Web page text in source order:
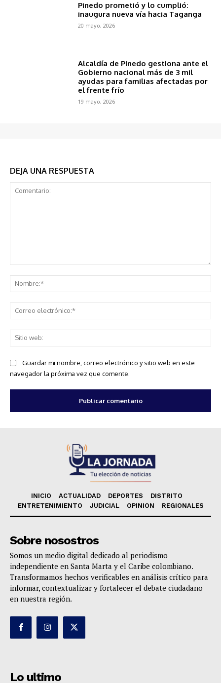
Pinedo prometió y lo cumplió:
inaugura nueva vía hacia Taganga
20 mayo, 2026
Alcaldía de Pinedo gestiona ante el
Gobierno nacional más de 3 mil
ayudas para familias afectadas por
el frente frío
19 mayo, 2026
DEJA UNA RESPUESTA
Guardar mi nombre, correo electrónico y sitio web en este
navegador la próxima vez que comente.
INICIO ACTUALIDAD DEPORTES
DISTRITO
ENTRETENIMIENTO
JUDICIAL OPINION REGIONALES
Sobre nosostros
Somos un medio digital dedicado al periodismo
independiente en Santa Marta y el Caribe colombiano.
Transformamos hechos verificables en análisis crítico para
informar, contextualizar y fortalecer el debate ciudadano
en nuestra región.
Lo ultimo